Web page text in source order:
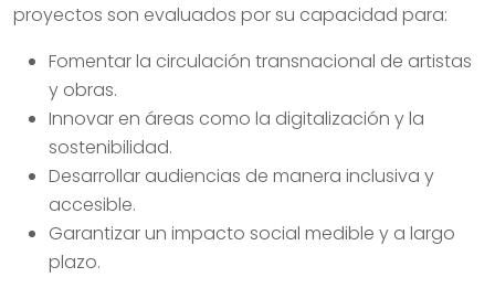
proyectos son evaluados por su capacidad para:
Fomentar la circulación transnacional de artistas
y obras.
Innovar en áreas como la digitalización y la
sostenibilidad.
Desarrollar audiencias de manera inclusiva y
accesible.
Garantizar un impacto social medible y a largo
plazo.